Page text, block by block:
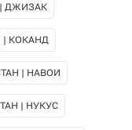
ДЖИЗАК
| КОКАНД
| НАВОИ
| НУКУС